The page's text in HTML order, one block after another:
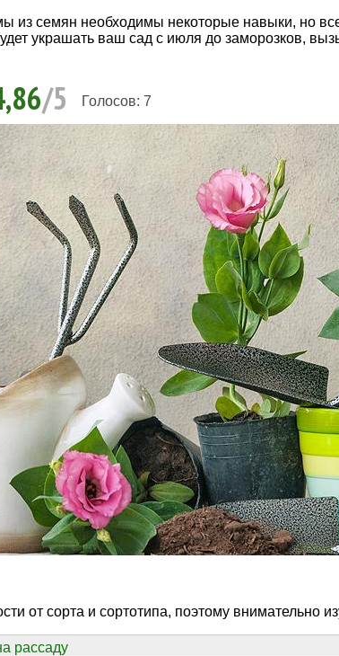
из семян необходимы некоторые навыки, но
украшать ваш сад с июля до заморозков,
/5 Голосов: 7
от сорта и сортотипа, поэтому внимательно
рассаду